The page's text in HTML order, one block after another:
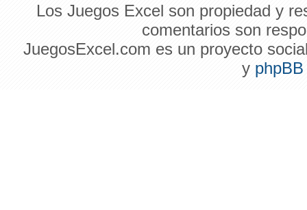
Los Juegos Excel son propiedad y
comentarios son
JuegosExcel.com es un proyecto
y phpBB